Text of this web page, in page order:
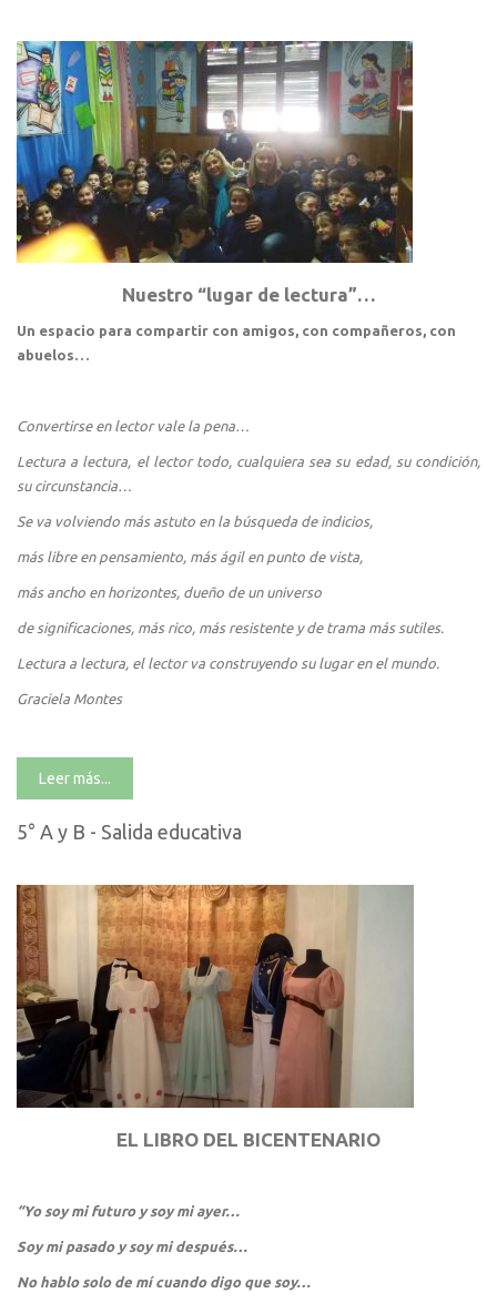
Nuestro “lugar de lectura”…
Un espacio para compartir con amigos, con compañeros, con
abuelos…
Convertirse en lector vale la pena…
Lectura a lectura, el lector todo, cualquiera sea su edad, su condición,
su circunstancia…
Se va volviendo más astuto en la búsqueda de indicios,
más libre en pensamiento, más ágil en punto de vista,
más ancho en horizontes, dueño de un universo
de significaciones, más rico, más resistente y de trama más sutiles.
Lectura a lectura, el lector va construyendo su lugar en el mundo.
Graciela Montes
Leer más...
5° A y B - Salida educativa
EL LIBRO DEL BICENTENARIO
“Yo soy mi futuro y soy mi ayer…
Soy mi pasado y soy mi después…
No hablo solo de mí cuando digo que soy…